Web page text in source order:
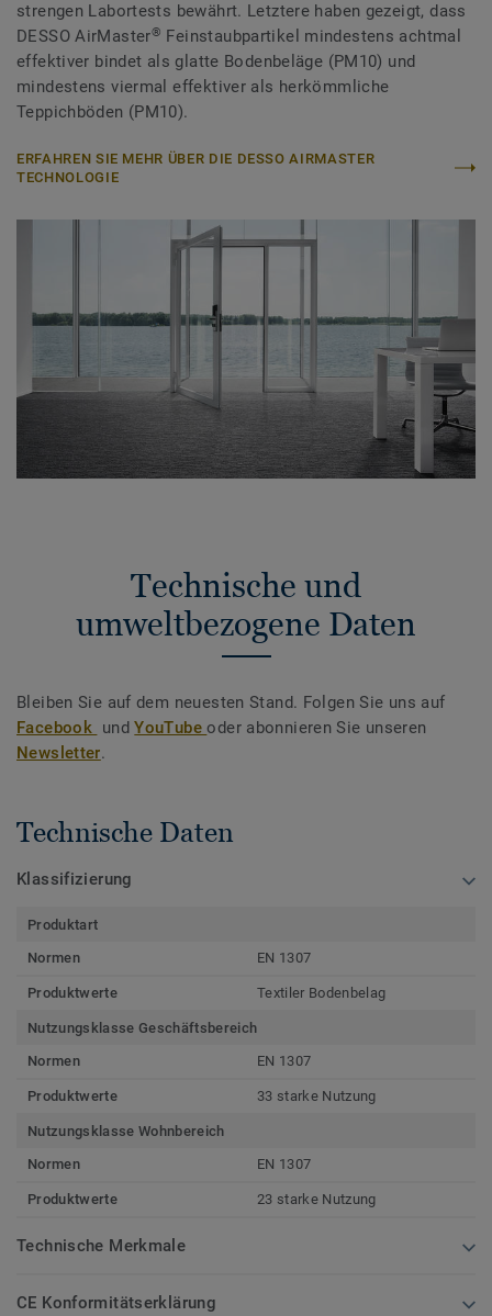
strengen Labortests bewährt. Letztere haben gezeigt, dass
DESSO AirMaster® Feinstaubpartikel mindestens achtmal
effektiver bindet als glatte Bodenbeläge (PM10) und
mindestens viermal effektiver als herkömmliche
Teppichböden (PM10).
ERFAHREN SIE MEHR ÜBER DIE DESSO AIRMASTER
TECHNOLOGIE
Technische und
umweltbezogene Daten
Bleiben Sie auf dem neuesten Stand. Folgen Sie uns auf
Facebook undYouTubeoder abonnieren Sie unseren
Newsletter.
Technische Daten
Klassifizierung
Produktart
Normen
EN 1307
Produktwerte Textiler Bodenbelag
Nutzungsklasse Geschäftsbereich
Normen
EN 1307
Produktwerte 33 starke Nutzung
Nutzungsklasse Wohnbereich
Normen
EN 1307
Produktwerte 23 starke Nutzung
Technische Merkmale
CE Konformitätserklärung